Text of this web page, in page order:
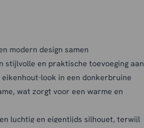
modern design samen
stijlvolle en praktische toevoeging aan
look in een donkerbruine
wat zorgt voor een warme en
luchtig en eigentijds silhouet, terwijl